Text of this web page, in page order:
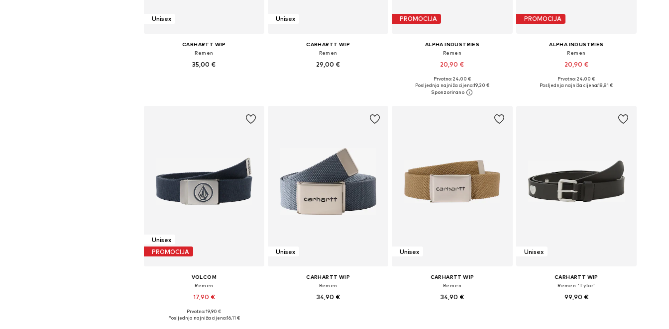
Unisex
CARHARTT WIP
Remen
35,00 €
Unisex
CARHARTT WIP
Remen
29,00 €
PROMOCIJA
ALPHA INDUSTRIES
Remen
20,90 €
Dostupne veličine: 80-105
Dodaj u košaricu
Prvotno: 24,00 €
Posljednja najniža cijena:19,20 €
PROMOCIJA
ALPHA INDUSTRIES
Remen
20,90 €
Dostupne veličine: 80-105
Prvotno: 24,00 €
Posljednja najniža cijena:18,81 €
Unisex
PROMOCIJA
VOLCOM
Remen
17,90 €
Dostupne veličine: 75-95
Prvotno: 19,90 €
Posljednja najniža cijena:16,11 €
Unisex
CARHARTT WIP
Remen
34,90 €
Unisex
CARHARTT WIP
Remen
34,90 €
Unisex
CARHARTT WIP
Remen 'Tylor'
99,90 €